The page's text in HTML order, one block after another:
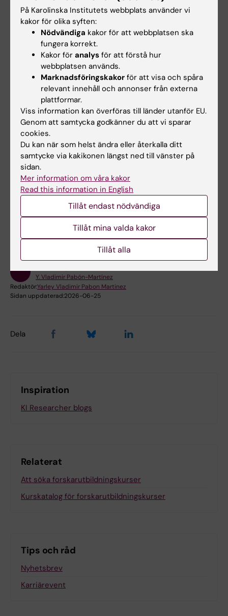
Y. Vladimir Pabón-Martínez
Samordnare
Telefon:
+46852486082
E-post:
vladimir.pabonmartinez@ki.se
Organisatorisk tillhörighet:
Gemensamt verksamhetsstöd
Karriärstöd och vägledning kring forskarkarriärer för
doktorander och postdoktorer – samordning av
karriärutvecklingsinsatser i linje med institutionella,
nationella och europeiska policyer.
Hade du nytta av informationen på denna sida?
Yes
Y. Vladimir Pabón-Martínez
Redaktör:Yarley Vladimir Pabon Martinez
Sidan uppdaterad:2026-06-25
Dela
Inspiration
KI Researcher blogs
Relaterat
Att söka forskarutbildningskurser
Kurskatalog för forskarutbildningskurser
Tips och råd
Nyhetsbrev
Karriärevent
På Karolinska Institutets webbplats använder vi
kakor för olika syften:
Nödvändiga kakor för att webbplatsen ska
fungera korrekt.
Kakor för analys för att förstå hur
webbplatsen används.
Marknadsföringskakor för att visa och spåra
relevant innehåll och annonser från externa
plattformar.
Viss information kan överföras till länder utanför EU.
Genom att samtycka godkänner du att vi sparar
cookies.
Du kan när som helst ändra eller återkalla ditt
samtycke via kakikonen längst ned till vänster på
sidan.
Mer information om våra kakor
Read this information in English
Tillåt endast nödvändiga
Tillåt mina valda kakor
Tillåt alla